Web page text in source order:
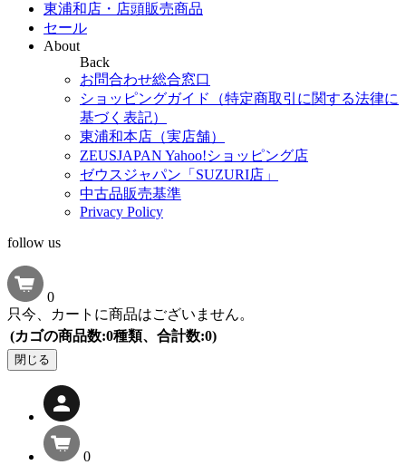
東浦和店・店頭販売商品
セール
About
Back
お問合わせ総合窓口
ショッピングガイド（特定商取引に関する法律に
基づく表記）
東浦和本店（実店舗）
ZEUSJAPAN Yahoo!ショッピング店
ゼウスジャパン「SUZURI店」
中古品販売基準
Privacy Policy
follow us
0
只今、カートに商品はございません。
(カゴの商品数:0種類、合計数:0)
閉じる
0